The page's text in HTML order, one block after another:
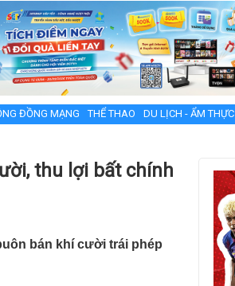
ĐỒNG MẠNG THỂ THAO DU LỊCH - ẨM THỰC
thu lợi bất chính
bán khí cười trái phép